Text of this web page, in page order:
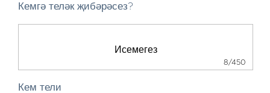
Кемгә теләк җибәрәсез?
8/450
Кем тели